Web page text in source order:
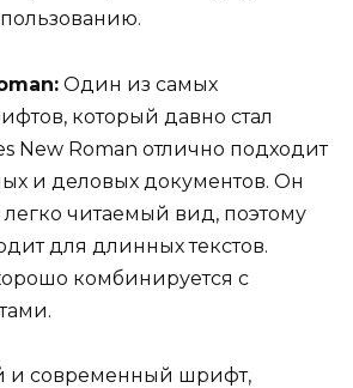
Один из самых
который давно стал
New Roman отлично подходит
и деловых документов. Он
читаемый вид, поэтому
для длинных текстов.
комбинируется с
и современный шрифт,